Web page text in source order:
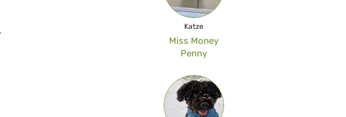
Katze
Miss Money
Penny